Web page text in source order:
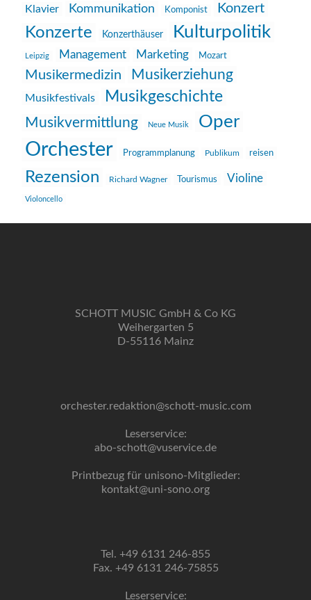
Klavier
Kommunikation Komponist Konzert
Konzerte Konzerthäuser Kulturpolitik
Leipzig Management Marketing Mozart
Musikermedizin Musikerziehung
Musikfestivals Musikgeschichte
Musikvermittlung Neue Musik Oper
Orchester Programmplanung Publikum reisen
Rezension Richard Wagner Tourismus Violine
Violoncello
SCHOTT MUSIC GmbH & Co KG
Weihergarten 5
D-55116 Mainz
orchester.redaktion@schott-music.com
Leserservice:
abo-schott@vuservice.de
Printbezug für unisono-Mitglieder:
kontakt@uni-sono.org
Tel. +49 6131 246-855
Fax. +49 6131 246-75855
Leserservice: